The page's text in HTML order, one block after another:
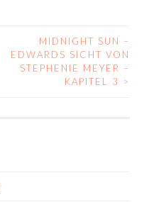
MIDNIGHT SUN –
EDWARDS SICHT VON
STEPHENIE MEYER –
KAPITEL 3
>